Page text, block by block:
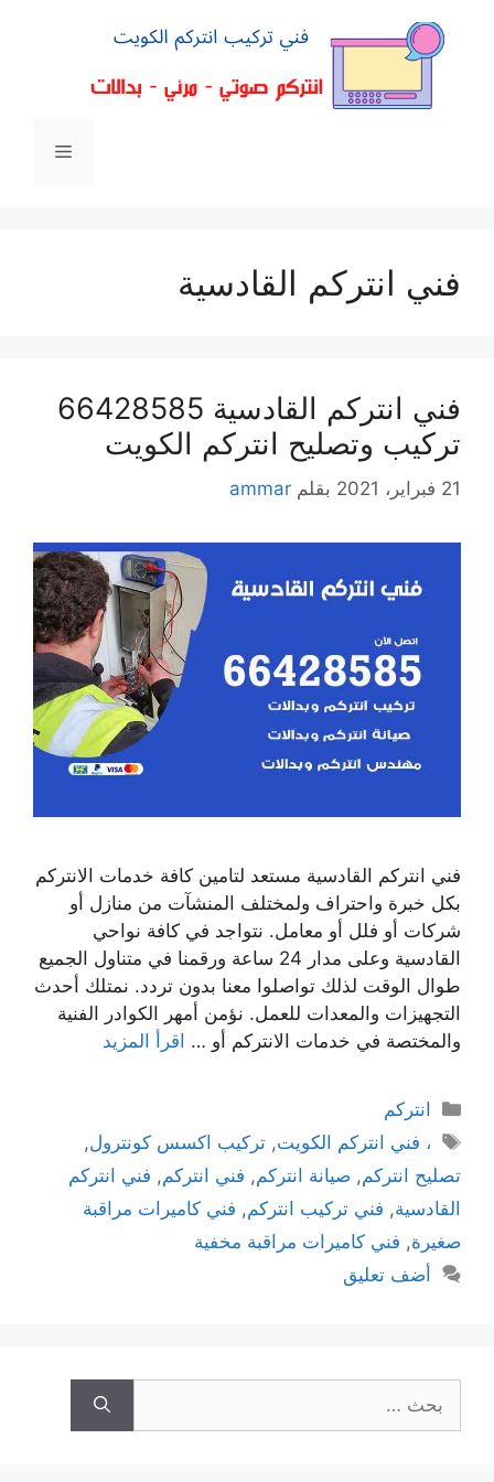
فني انتركم القادسية
فني انتركم القادسية 66428585
تركيب وتصليح انتركم الكويت
21 فبراير، 2021 بقلم ammar
فني انتركم القادسية مستعد لتامين كافة خدمات الانتركم
بكل خبرة واحتراف ولمختلف المنشآت من منازل أو
شركات أو فلل أو معامل. نتواجد في كافة نواحي
القادسية وعلى مدار 24 ساعة ورقمنا في متناول الجميع
طوال الوقت لذلك تواصلوا معنا بدون تردد. نمتلك أحدث
التجهيزات والمعدات للعمل. نؤمن أمهر الكوادر الفنية
والمختصة في خدمات الانتركم أو … اقرأ المزيد
انتركم
، فني انتركم الكويت,تركيب اكسس كونترول,
تصليح انتركم, صيانة انتركم, فني انتركم, فني انتركم
القادسية, فني تركيب انتركم, فني كاميرات مراقبة
صغيرة, فني كاميرات مراقبة مخفية
أضف تعليق